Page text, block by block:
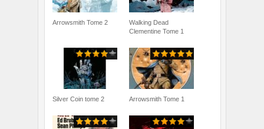
Arrowsmith Tome 2
Walking Dead
Clementine Tome 1
Silver Coin tome 2 Arrowsmith Tome 1